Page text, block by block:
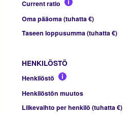
Current ratio
Oma pääoma (tuhatta €)
Taseen loppusumma (tuhatta €)
HENKILÖSTÖ
Henkilöstö
Henkilöstön muutos
Liikevaihto per henkilö (tuhatta €)